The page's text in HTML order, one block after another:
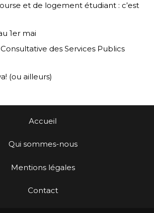
et de logement étudiant : c’est
1er mai
des Services Publics
(ou ailleurs)
Accueil
Qui sommes-nous
Mentions légales
Contact